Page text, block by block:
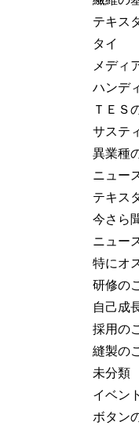
テキス
タイ
メディ
ハンデ
ＴＥＳ
サステ
異業種
ニュー
テキス
今さら
ニュー
特にオ
研修の
自己成
採用の
縫製の
未分類
イベン
ボタン